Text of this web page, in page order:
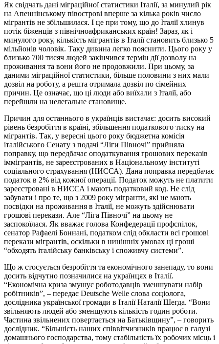
Як свідчать дані міграційної статистики Італії, за минулий рік
на Апеннінському півострові вперше за кілька років число
мігрантів не збільшилася. І це при тому, що до Італії хлинув
потік біженців з північноафриканських країн! Зараз, як і
минулого року, кількість мігрантів в Італії становить близько 5
мільйонів чоловік. Таку дивина легко пояснити. Цього року у
близько 700 тисяч людей закінчився термін дії дозволу на
проживання та вони його не продовжили. При цьому, за
даними міграційної статистики, більше половини з них мали
дозвіл на роботу, а решта отримала дозвіл по сімейних
причин. Це означає, що ці люди або виїхали з Італії, або
перейшли на нелегальне становище.
Причин для останнього в українців вистачає: досить високий
рівень безробіття в країні, збільшення податкового тиску на
мігрантів. Так, у вересні цього року бюджетна комісія
італійського Сенату з подачі “Ліги Півночі” прийняла
поправку, що передбачає оподаткування грошових переказів
іммігрантів, не зареєстрованих в Національному інституті
соціального страхування (НИССА). Дана поправка передбачає
податок в 2% від кожної операції. Податок можуть не платити
зареєстровані в НИССА і мають податковий код. Не слід
забувати і про те, що з 2009 року мігранти, які не мають
посвідки на проживання в Італії, не можуть здійснювати
грошові перекази. Але “Ліга Півночі” на цьому не
заспокоїлася. Як вважає голова Конфедерації профспілок,
сенатор Рафаелі Боннані, податком слід обкласти всі грошові
перекази мігрантів, оскільки в нинішніх умовах ці гроші
“обходять італійську банківську і споживчу системи”.
Що ж стосується безробіття та економічного занепаду, то вони
досить відчутно позначилися на українцях в Італії.
“Економічна криза змушує роботодавців зменшувати набір
робітників”, – передає Deutsche Welle слова соціолога,
дослідника української громади в Італії Наталії Шегда. “Вони
звільняють людей або зменшують кількість годин роботи.
Частина звільнених повертається на Батьківщину”, – говорить
дослідник. “Більшість наших співвітчизників працює в галузі
домашнього господарства, тому стабільність їх робочих місць і